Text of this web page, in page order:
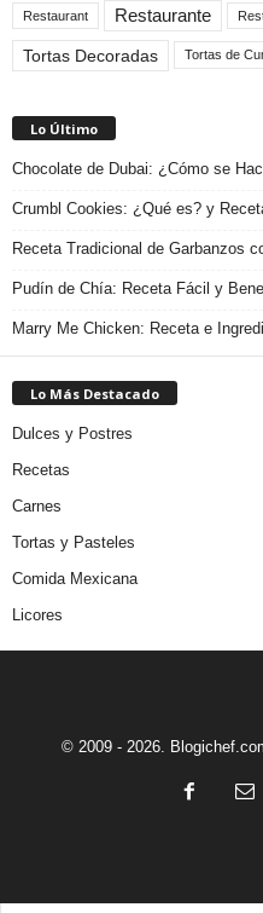
Restaurant Restaurante
Tortas Decoradas Tortas de
Lo Último
Chocolate de Dubai: ¿Cómo se
Crumbl Cookies: ¿Qué es? y
Receta Tradicional de Garbanzos
Pudín de Chía: Receta Fácil y
Marry Me Chicken: Receta e
Lo Más Destacado
Dulces y Postres
Recetas
Carnes
Tortas y Pasteles
Comida Mexicana
Licores
© 2009 - 2026.